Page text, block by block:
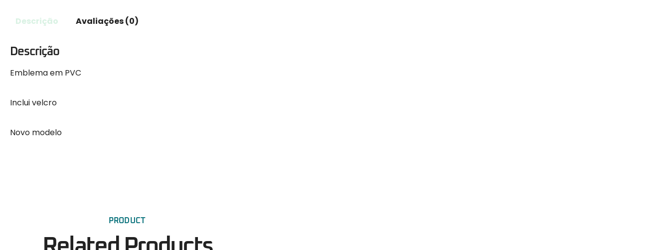
Descrição Avaliações (0)
Descrição
Emblema em PVC
Inclui velcro
Novo modelo
PRODUCT